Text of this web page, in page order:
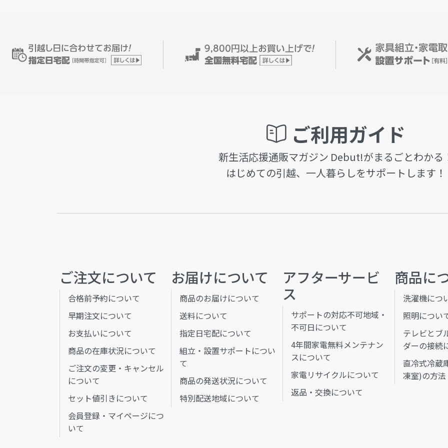
ご利用ガイド
新生活応援通販マガジン Debut!がまるごとわかる
はじめての引越、一人暮らしをサポートします！
ご注文について
合格前予約について
早期注文について
お支払いについて
商品の在庫状況について
ご注文の変更・キャンセル
について
セット値引きについて
会員登録・マイページにつ
いて
お届けについて
商品のお届けについて
送料について
指定日宅配について
組立・設置サポートについ
て
商品の発送状況について
特別配送地域について
アフターサービ
ス
サポートの対応不可地域・
不可日について
4年間家電無料メンテナン
スについて
家電リサイクルについて
返品・交換について
商品に
洗濯機につ
照明につい
テレビとブ
ダーの接続
直冷式冷蔵
凍室)の方法